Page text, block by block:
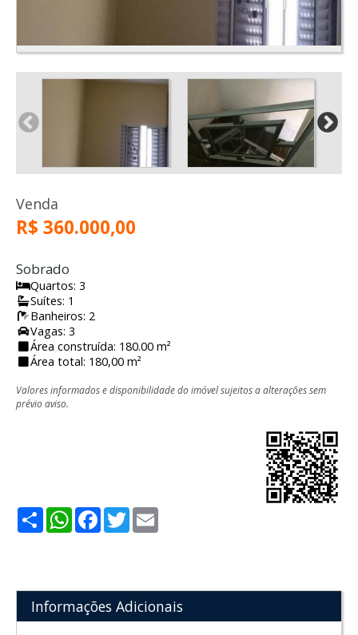
Venda
R$ 360.000,00
Sobrado
Quartos: 3
Suítes: 1
Banheiros: 2
Vagas: 3
Área construída: 180.00 m²
Área total: 180,00 m²
Valores informados e disponibilidade do imóvel sujeitos a alterações sem
prévio aviso.
ShareWhatsApp
Facebook
Twitter
Informações Adicionais